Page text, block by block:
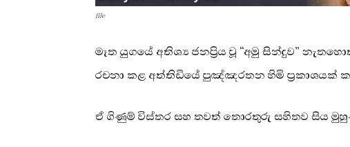
file
මෑත යුගයේ අතිශ්‍ය ජනප්‍රිය වූ “අමු සින්දුව”
රචනා කළ අත්තිඩියේ පුඤ්ඤරතන හිමි ප්‍රකාශයක්
ඒ ගිණුම් විස්තර සහ තවත් තොරතුරු සහිතව සිය